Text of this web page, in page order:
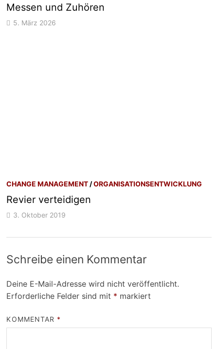
Messen und Zuhören
5. März 2026
CHANGE MANAGEMENT /ORGANISATIONSENTWICKLUNG
Revier verteidigen
3. Oktober 2019
Schreibe einen Kommentar
Deine E-Mail-Adresse wird nicht veröffentlicht.
Erforderliche Felder sind mit * markiert
KOMMENTAR *